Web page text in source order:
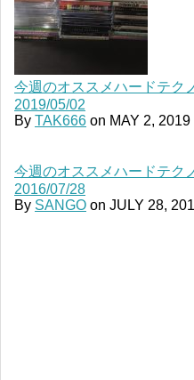
今週のオススメハードテク
2019/05/02
By TAK666 on MAY 2, 2019
今週のオススメハードテク
2016/07/28
By SANGO on JULY 28,